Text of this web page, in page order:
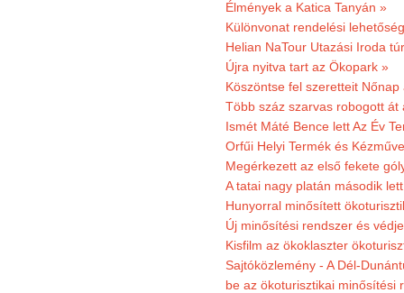
Élmények a Katica Tanyán »
Különvonat rendelési
Helian NaTour Utazási Iroda
Újra nyitva tart az Ökopark »
Köszöntse fel szeretteit
Több száz szarvas robogott át
Ismét Máté Bence lett Az Év
Orfűi Helyi Termék és
Megérkezett az első fekete
A tatai nagy platán második
Hunyorral minősített
Új minősítési rendszer és
Kisfilm az ökoklaszter
Sajtóközlemény - A Dél-
be az ökoturisztikai minősítési